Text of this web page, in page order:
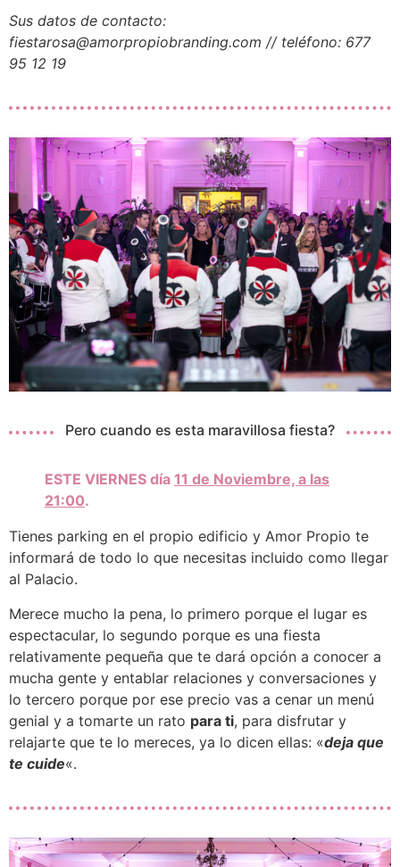
Sus datos de contacto:
fiestarosa@amorpropiobranding.com // teléfono: 677
95 12 19
Pero cuando es esta maravillosa fiesta?
ESTE VIERNES día 11 de Noviembre, a las
21:00.
Tienes parking en el propio edificio y Amor Propio te
informará de todo lo que necesitas incluido como llegar
al Palacio.
Merece mucho la pena, lo primero porque el lugar es
espectacular, lo segundo porque es una fiesta
relativamente pequeña que te dará opción a conocer a
mucha gente y entablar relaciones y conversaciones y
lo tercero porque por ese precio vas a cenar un menú
genial y a tomarte un rato para ti, para disfrutar y
relajarte que te lo mereces, ya lo dicen ellas: «deja que
te cuide«.